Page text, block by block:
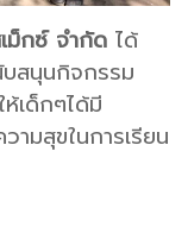
ม็กซ์ จำกัด ได้
สนุนกิจกรรม
เด็กๆได้มี
ามสุขในการเรียน